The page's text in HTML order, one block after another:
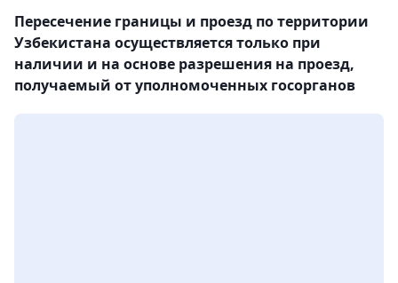
Пересечение границы и проезд по территории
Узбекистана осуществляется только при
наличии и на основе разрешения на проезд,
получаемый от уполномоченных госорганов